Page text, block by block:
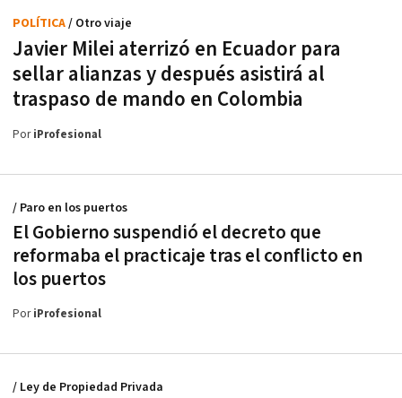
Javier Milei aterrizó en Ecuador para
sellar alianzas y después asistirá al
traspaso de mando en Colombia
POLÍTICA/ Otro viaje
PoriProfesional
El Gobierno suspendió el decreto que
reformaba el practicaje tras el conflicto en
los puertos
/ Paro en los puertos
PoriProfesional
/ Ley de Propiedad Privada